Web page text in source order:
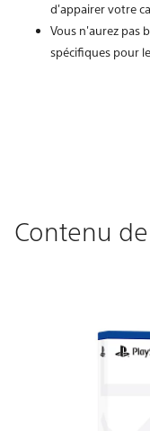
d'appairer votre
Vous n'aurez pas
spécifiques pour
Contenu